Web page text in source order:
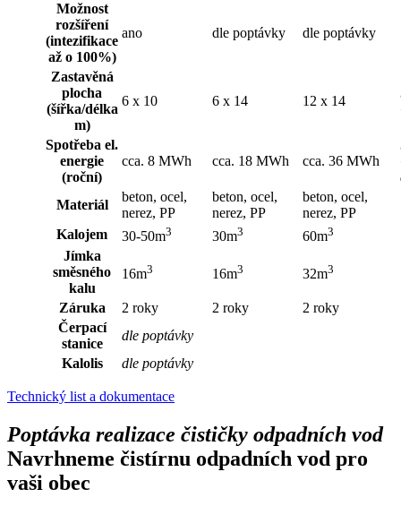
Možnost
rozšíření
(intezifikace
až o 100%)
ano dle poptávky dle poptávky
Zastavěná
plocha
(šířka/délka
m)
6 x 10 6 x 14 12 x 14
Spotřeba el.
energie
(roční)
cca. 8 MWh cca. 18 MWh cca. 36 MWh
Materiál
beton, ocel,
nerez, PP
beton, ocel,
nerez, PP
beton, ocel,
nerez, PP
Kalojem
30-50m3 30m3 60m3
Jímka
směsného
kalu
16m3 16m3 32m3
Záruka 2 roky 2 roky
2 roky
Čerpací
stanice
dle poptávky
Kalolis
dle poptávky
Technický list a dokumentace
Poptávka realizace čističky odpadních vod
Navrhneme čistírnu odpadních vod pro
vaši obec